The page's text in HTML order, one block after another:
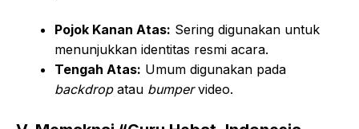
Pojok Kanan Atas: Sering digunakan untuk
menunjukkan identitas resmi acara.
Tengah Atas: Umum digunakan pada
backdropatau bumpervideo.